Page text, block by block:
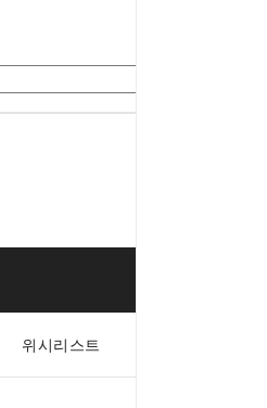
위시리스트